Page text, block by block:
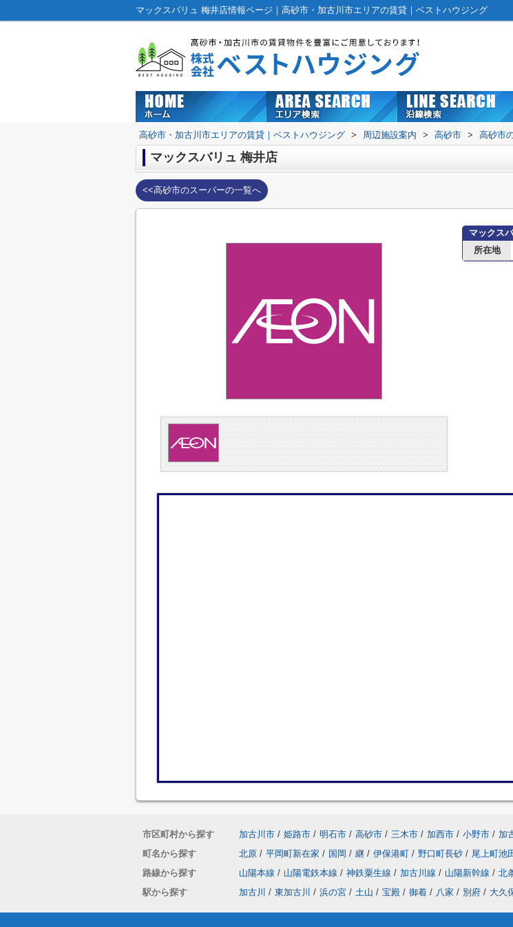
マックスバリュ 梅井店情報ページ｜高砂市・加古川市エリアの賃貸｜ベストハウジング
高砂市・加古川市エリアの賃貸｜ベストハウジング > 周辺施設案内 > 高砂市 > 高砂市
マックスバリュ 梅井店
<<高砂市のスーパーの一覧へ
マックス
所在地
市区町村から探す 加古川市 / 姫路市 / 明石市 / 高砂市 / 三木市 / 加西市 / 小野市 / 加
町名から探す
北原 / 平岡町新在家 / 国岡 / 継 / 伊保港町 / 野口町長砂 / 尾上町池
路線から探す
山陽本線 / 山陽電鉄本線 / 神鉄粟生線 / 加古川線 / 山陽新幹線 / 北
駅から探す
加古川 / 東加古川 / 浜の宮 / 土山 / 宝殿 / 御着 / 八家 / 別府 / 大久